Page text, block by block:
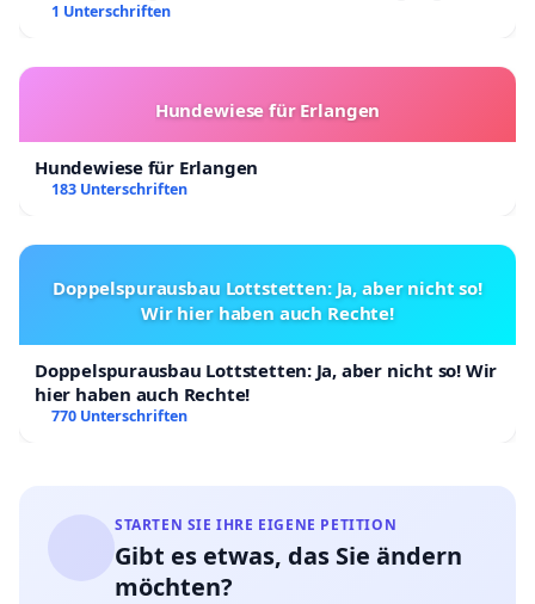
Kinder in Deutschland
1 Unterschriften
Hundewiese für Erlangen
Hundewiese für Erlangen
183 Unterschriften
Doppelspurausbau Lottstetten: Ja, aber nicht so!
Wir hier haben auch Rechte!
Doppelspurausbau Lottstetten: Ja, aber nicht so! Wir
hier haben auch Rechte!
770 Unterschriften
STARTEN SIE IHRE EIGENE PETITION
Gibt es etwas, das Sie ändern
möchten?